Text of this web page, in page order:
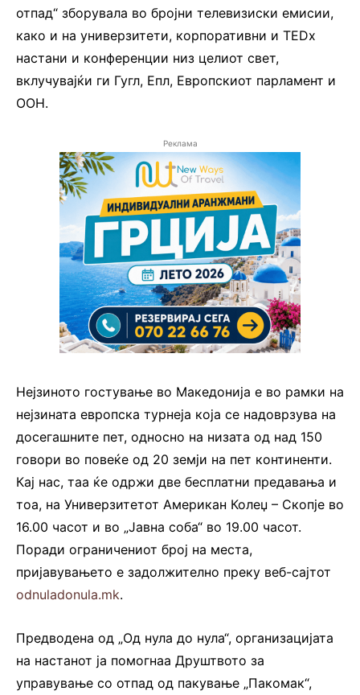
отпад“ зборувала во бројни телевизиски емисии,
како и на универзитети, корпоративни и TEDx
настани и конференции низ целиот свет,
вклучувајќи ги Гугл, Епл, Европскиот парламент и
ООН.
Реклама
Нејзиното гостување во Македонија е во рамки на
нејзината европска турнеја која се надоврзува на
досегашните пет, односно на низата од над 150
говори во повеќе од 20 земји на пет континенти.
Кај нас, таа ќе одржи две бесплатни предавања и
тоа, на Универзитетот Американ Колеџ – Скопје во
16.00 часот и во „Јавна соба“ во 19.00 часот.
Поради ограничениот број на места,
пријавувањето е задолжително преку веб-сајтот
odnuladonula.mk.
Предводена од „Од нула до нула“, организацијата
на настанот ја помогнаа Друштвото за
управување со отпад од пакување „Пакомак“,